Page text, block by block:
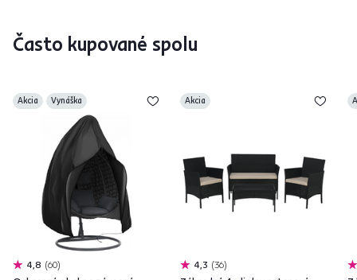
Často kupované spolu
Akcia Vynáška
4,8 60
Akcia
4,3 36